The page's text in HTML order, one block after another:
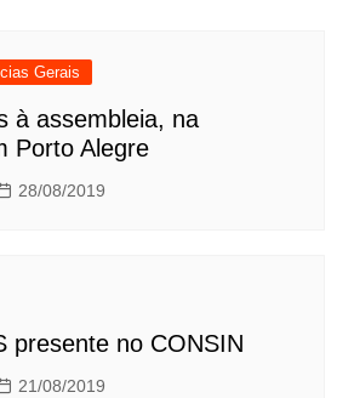
Gerais
à assembleia, na
Porto Alegre
28/08/2019
presente no CONSIN
21/08/2019